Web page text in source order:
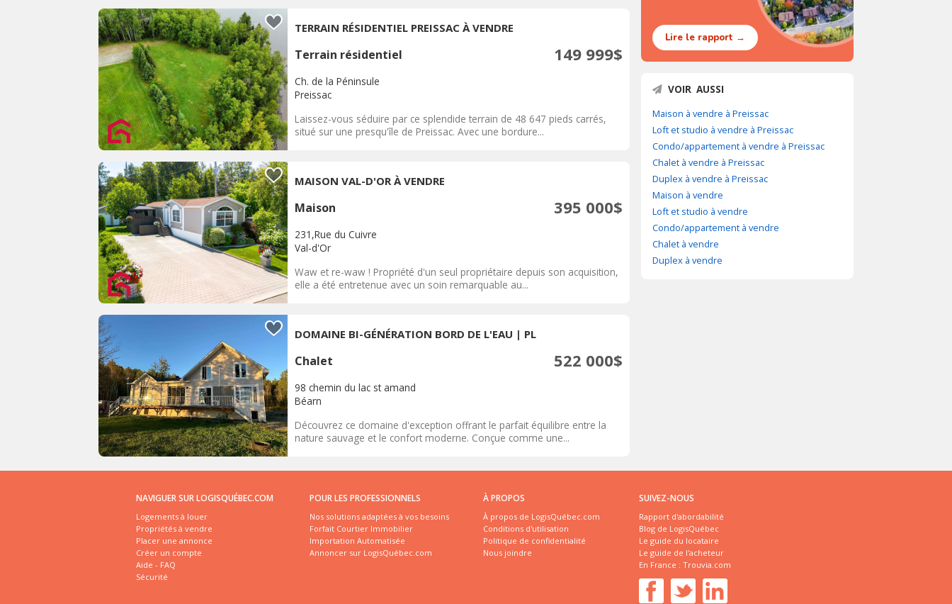
TERRAIN RÉSIDENTIEL PREISSAC À VENDRE
Terrain résidentiel 149 999$
Ch. de la Péninsule
Preissac
Laissez-vous séduire par ce splendide terrain de 48 647 pieds carrés,
situé sur une presqu'île de Preissac. Avec une bordure...
MAISON VAL-D'OR À VENDRE
Maison 395 000$
231,Rue du Cuivre
Val-d'Or
Waw et re-waw ! Propriété d'un seul propriétaire depuis son acquisition,
elle a été entretenue avec un soin remarquable au...
DOMAINE BI-GÉNÉRATION BORD DE L'EAU | PL
Chalet 522 000$
98 chemin du lac st amand
Béarn
Découvrez ce domaine d'exception offrant le parfait équilibre entre la
nature sauvage et le confort moderne. Conçue comme une...
Lire le rapport →
VOIR AUSSI
Maison à vendre à Preissac
Loft et studio à vendre à Preissac
Condo/appartement à vendre à Preissac
Chalet à vendre à Preissac
Duplex à vendre à Preissac
Maison à vendre
Loft et studio à vendre
Condo/appartement à vendre
Chalet à vendre
Duplex à vendre
NAVIGUER SUR LOGISQUÉBEC.COM
Logements à louer
Propriétés à vendre
Placer une annonce
Créer un compte
Aide - FAQ
Sécurité
POUR LES PROFESSIONNELS
Nos solutions adaptées à vos besoins
Forfait Courtier Immobilier
Importation Automatisée
Annoncer sur LogisQuébec.com
À PROPOS
À propos de LogisQuébec.com
Conditions d'utilisation
Politique de confidentialité
Nous joindre
SUIVEZ-NOUS
Rapport d'abordabilité
Blog de LogisQuébec
Le guide du locataire
Le guide de l'acheteur
En France : Trouvia.com